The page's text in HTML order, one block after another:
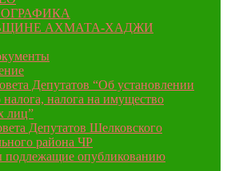
АХМАТА-ХАДЖИ
Депутатов “Об установлении
налога, налога на имущество
лиц”
Депутатов Шелковского
района ЧР
подлежащие опубликованию